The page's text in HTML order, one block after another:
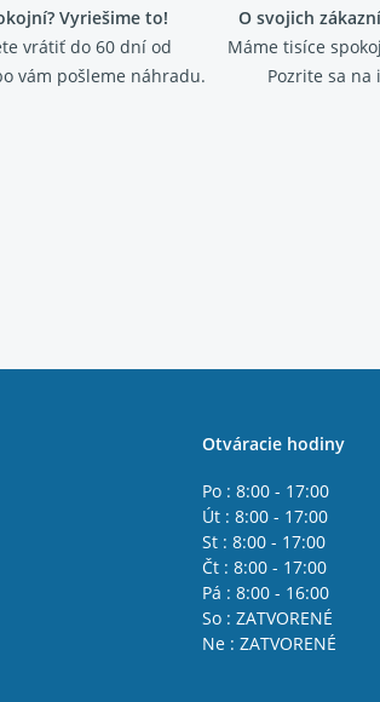
Vyriešime to!
vrátiť do 60 dní od
vám pošleme náhradu.
O svojich
Máme tisíce
Pozrite sa na
Otváracie hodiny
Po : 8:00 - 17:00
Út : 8:00 - 17:00
St : 8:00 - 17:00
Čt : 8:00 - 17:00
Pá : 8:00 - 16:00
So : ZATVORENÉ
Ne : ZATVORENÉ